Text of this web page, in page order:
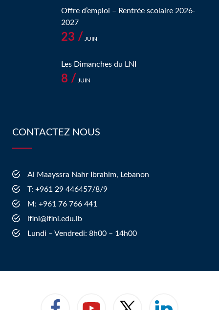
Offre d’emploi – Rentrée scolaire 2026-
2027
23 / JUIN
Les Dimanches du LNI
8 / JUIN
CONTACTEZ NOUS
Al Maayssra Nahr Ibrahim, Lebanon
​T: +961 29 446457/8/9
​M: +961 76 766 441
lflni@lflni.edu.lb
Lundi – Vendredi: 8h00 – 14h00